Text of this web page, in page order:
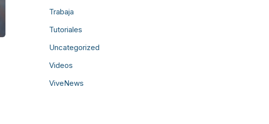
Trabaja
Tutoriales
Uncategorized
Videos
ViveNews